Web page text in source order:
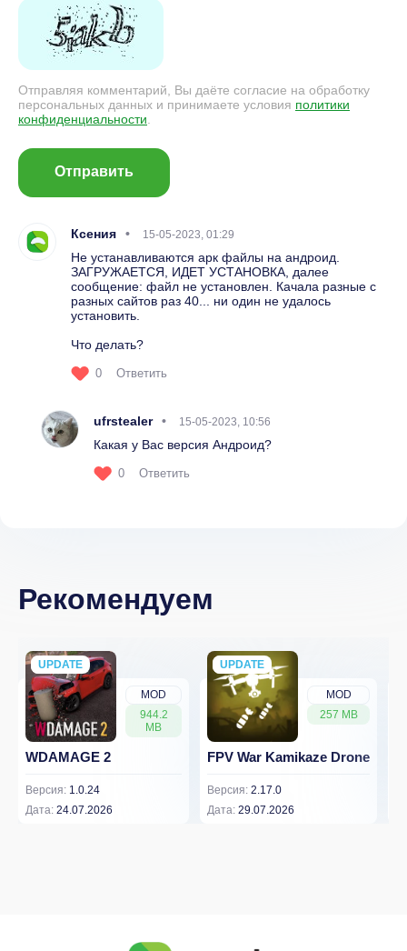
Отправляя комментарий, Вы даёте согласие на обработку
персональных данных и принимаете условия политики
конфиденциальности.
Отправить
Ксения 15-05-2023, 01:29
Не устанавливаются арк файлы на андроид.
ЗАГРУЖАЕТСЯ, ИДЕТ УСТАНОВКА, далее
сообщение: файл не установлен. Качала разные с
разных сайтов раз 40... ни один не удалось
установить.
Что делать?
0 Ответить
ufrstealer 15-05-2023, 10:56
Какая у Вас версия Андроид?
0 Ответить
Рекомендуем
MOD
944.2
MB
UPDATE
NEW
WDAMAGE 2
Версия: 1.0.24
Дата: 24.07.2026
MOD
257 MB
UPDATE
NEW
FPV War Kamikaze Drone
Версия: 2.17.0
Дата: 29.07.2026